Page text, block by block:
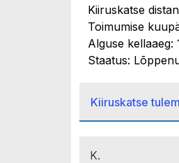
Kiiruskatse
Toimumise
Alguse kellaaeg:
Staatus:
Kiiruskatse
K.